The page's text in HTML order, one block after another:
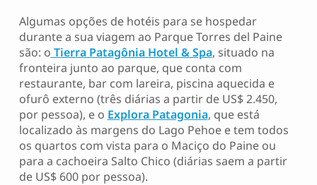
Algumas opções de hotéis para se hospedar
durante a sua viagem ao Parque Torres del Paine
são: o Tierra Patagônia Hotel & Spa, situado na
fronteira junto ao parque, que conta com
restaurante, bar com lareira, piscina aquecida e
ofurô externo (três diárias a partir de US$ 2.450,
por pessoa), e o Explora Patagonia, que está
localizado às margens do Lago Pehoe e tem todos
os quartos com vista para o Maciço do Paine ou
para a cachoeira Salto Chico (diárias saem a partir
de US$ 600 por pessoa).